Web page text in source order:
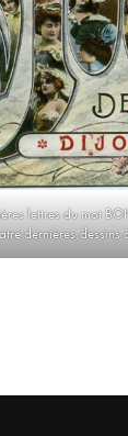
lettres du mot
dernières,dessins